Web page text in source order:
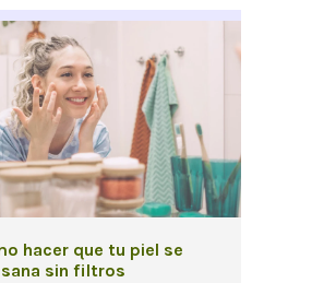
hacer que tu piel se
sana sin filtros